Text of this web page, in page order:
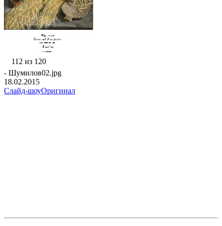
112 из 120
- Шумилов02.jpg
18.02.2015
Слайд-шоуОригинал